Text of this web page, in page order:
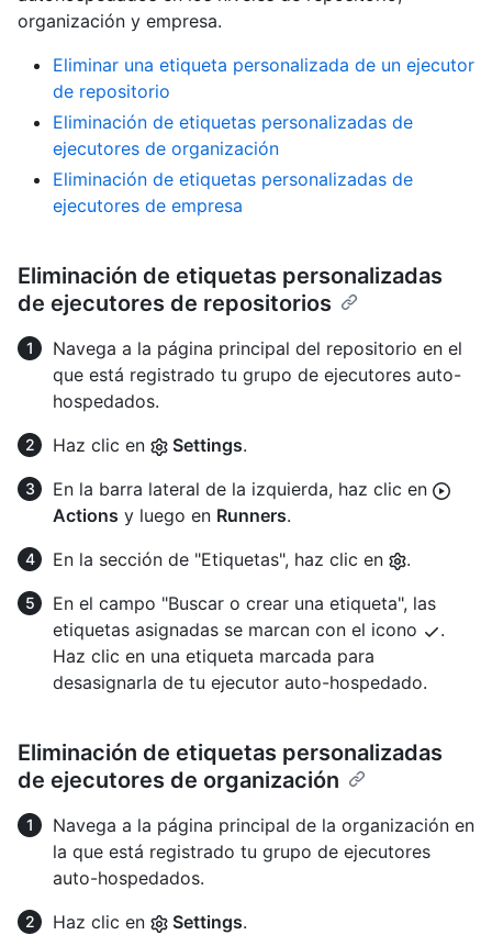
organización y empresa.
Eliminar una etiqueta personalizada de un ejecutor
de repositorio
Eliminación de etiquetas personalizadas de
ejecutores de organización
Eliminación de etiquetas personalizadas de
ejecutores de empresa
Eliminación de etiquetas personalizadas
de ejecutores de repositorios
Navega a la página principal del repositorio en el
que está registrado tu grupo de ejecutores auto-
hospedados.
Haz clic en
Settings.
En la barra lateral de la izquierda, haz clic en
Actions y luego en Runners.
En la sección de "Etiquetas", haz clic en
.
En el campo "Buscar o crear una etiqueta", las
etiquetas asignadas se marcan con el icono
.
Haz clic en una etiqueta marcada para
desasignarla de tu ejecutor auto-hospedado.
Eliminación de etiquetas personalizadas
de ejecutores de organización
Navega a la página principal de la organización en
la que está registrado tu grupo de ejecutores
auto-hospedados.
Haz clic en
Settings.